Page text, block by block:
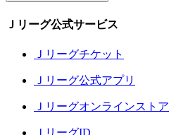
Ｊリーグ公式サービス
Ｊリーグチケット
Ｊリーグ公式アプリ
Ｊリーグオンラインストア
ＪリーグID